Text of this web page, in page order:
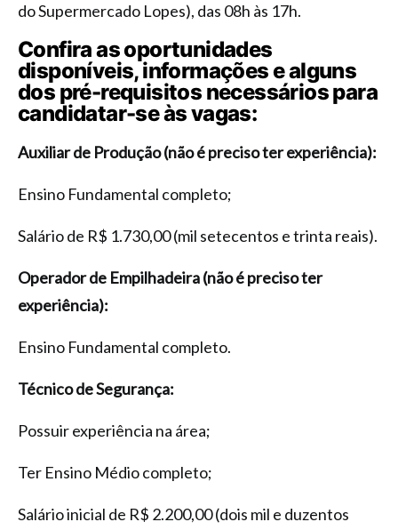
do Supermercado Lopes), das 08h às 17h.
Confira as oportunidades
disponíveis, informações e alguns
dos pré-requisitos necessários para
candidatar-se às vagas:
Auxiliar de Produção (não é preciso ter experiência):
­Ensino Fundamental completo;
­Salário de R$ 1.730,00 (mil setecentos e trinta reais).
Operador de Empilhadeira (não é preciso ter
experiência):
­Ensino Fundamental completo.
Técnico de Segurança:
Possuir experiência na área;
­Ter Ensino Médio completo;
Salário inicial de R$ 2.200,00 (dois mil e duzentos